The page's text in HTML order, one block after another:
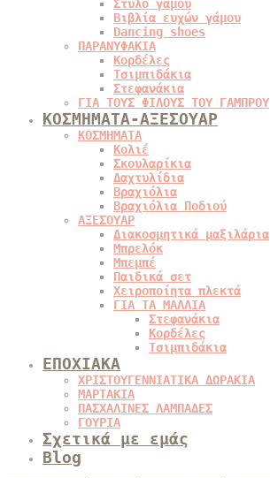
Στυλό γάμου
Βιβλία ευχών γάμου
Dancing shoes
ΠΑΡΑΝΥΦΑΚΙΑ
Κορδέλες
Τσιμπιδάκια
Στεφανάκια
ΓΙΑ ΤΟΥΣ ΦΙΛΟΥΣ ΤΟΥ ΓΑΜΠΡΟΥ
ΚΟΣΜΗΜΑΤΑ-ΑΞΕΣΟΥΑΡ
ΚΟΣΜΗΜΑΤΑ
Κολιέ
Σκουλαρίκια
Δαχτυλίδια
Βραχιόλια
Βραχιόλια Ποδιού
ΑΞΕΣΟΥΑΡ
Διακοσμητικά μαξιλάρια
Μπρελόκ
Μπεμπέ
Παιδικά σετ
Χειροποίητα πλεκτά
ΓΙΑ ΤΑ ΜΑΛΛΙΑ
Στεφανάκια
Κορδέλες
Τσιμπιδάκια
ΕΠΟΧΙΑΚΑ
ΧΡΙΣΤΟΥΓΕΝΝΙΑΤΙΚΑ ΔΩΡΑΚΙΑ
ΜΑΡΤΑΚΙΑ
ΠΑΣΧΑΛΙΝΕΣ ΛΑΜΠΑΔΕΣ
ΓΟΥΡΙΑ
Σχετικά με εμάς
Blog